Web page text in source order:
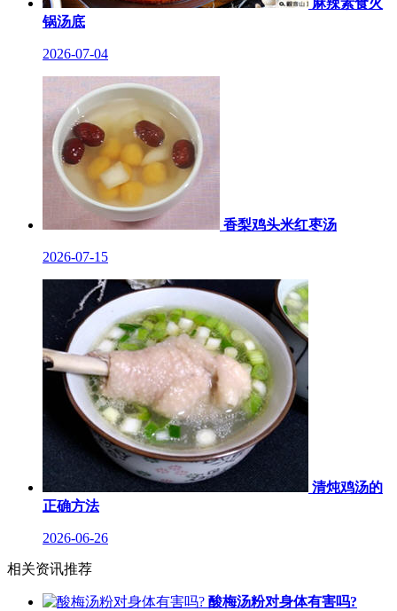
麻辣素食火
锅汤底
2026-07-04
香梨鸡头米红枣汤
2026-07-15
清炖鸡汤的
正确方法
2026-06-26
相关资讯推荐
酸梅汤粉对身体有害吗?